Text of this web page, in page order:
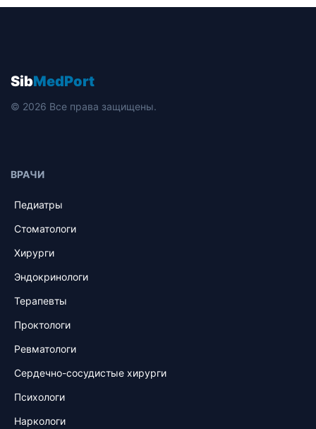
SibMedPort
© 2026 Все права защищены.
ВРАЧИ
Педиатры
Стоматологи
Хирурги
Эндокринологи
Терапевты
Проктологи
Ревматологи
Сердечно-сосудистые хирурги
Психологи
Наркологи